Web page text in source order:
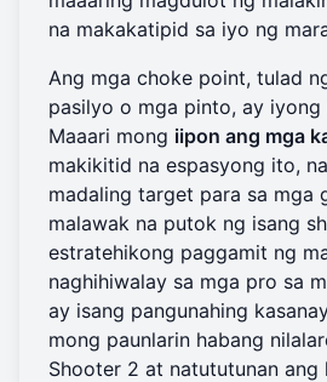
na makakatipid sa iyo ng
Ang mga choke point, tulad
pasilyo o mga pinto, ay iyong
Maaari mong iipon ang mga
makikitid na espasyong ito,
madaling target para sa mga
malawak na putok ng isang
estratehikong paggamit ng
naghihiwalay sa mga pro sa
ay isang pangunahing
mong paunlarin habang
Shooter 2 at natututunan